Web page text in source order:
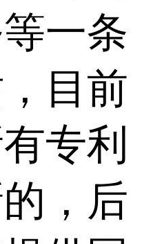
一条
目前
专利
，后